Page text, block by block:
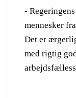
-
mennesker
Det er
med rigtig